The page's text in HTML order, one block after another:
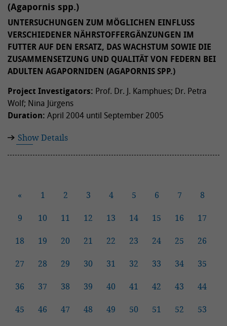
(Agapornis spp.)
UNTERSUCHUNGEN ZUM MÖGLICHEN EINFLUSS
VERSCHIEDENER NÄHRSTOFFERGÄNZUNGEN IM
FUTTER AUF DEN ERSATZ, DAS WACHSTUM SOWIE DIE
ZUSAMMENSETZUNG UND QUALITÄT VON FEDERN BEI
ADULTEN AGAPORNIDEN (AGAPORNIS SPP.)
Project Investigators: Prof. Dr. J. Kamphues; Dr. Petra
Wolf; Nina Jürgens
Duration: April 2004 until September 2005
Show Details
« 1 2 3 4 5 6 7 8
9 10 11 12 13 14 15 16 17
18 19 20 21 22 23 24 25 26
27 28 29 30 31 32 33 34 35
36 37 38 39 40 41 42 43 44
45 46 47 48 49 50 51 52 53